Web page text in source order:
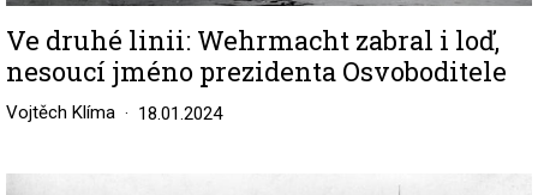
Ve druhé linii: Wehrmacht zabral i loď,
nesoucí jméno prezidenta Osvoboditele
Vojtěch Klíma 18.01.2024